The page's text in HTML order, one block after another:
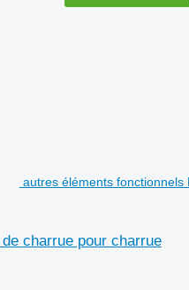
autres éléments fonctionnels
charrue pour charrue